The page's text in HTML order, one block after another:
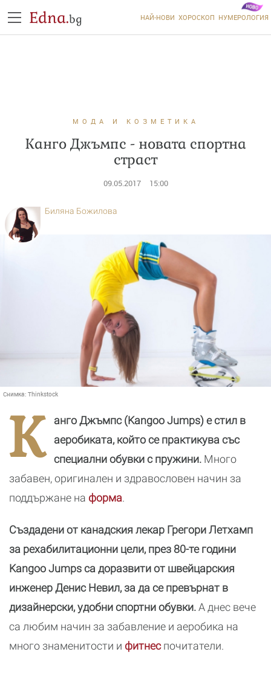
Edna.bg НАЙ-НОВИ ХОРОСКОП НУМЕРОЛОГИЯ
МОДА И КОЗМЕТИКА
Канго Джъмпс - новата спортна
страст
09.05.2017 15:00
Снимка: Thinkstock
Биляна Божилова
К
анго Джъмпс (Kangoo Jumps) е стил в
аеробиката, който се практикува със
специални обувки с пружини. Много
забавен, оригинален и здравословен начин за
поддържане на форма.
Създадени от канадския лекар Грегори Летхамп
за рехабилитационни цели, през 80-те години
Kangoo Jumps са доразвити от швейцарския
инженер Денис Невил, за да се превърнат в
дизайнерски, удобни спортни обувки.А днес вече
са любим начин за забавление и аеробика на
много знаменитости и фитнеспочитатели.